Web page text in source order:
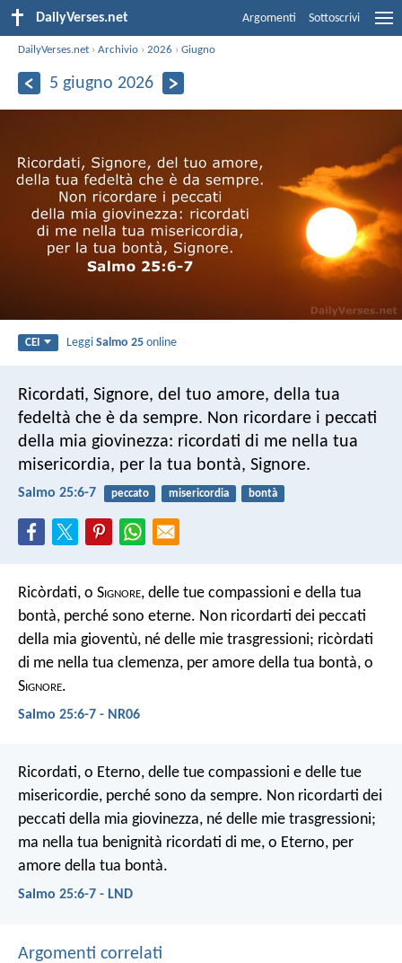
DailyVerses.net Argomenti Sottoscrivi
DailyVerses.net ›Archivio ›2026 ›Giugno
5 giugno 2026
CEI LeggiSalmo 25 online
Ricordati, Signore, del tuo amore, della tua
fedeltà che è da sempre. Non ricordare i peccati
della mia giovinezza: ricordati di me nella tua
misericordia, per la tua bontà, Signore.
Salmo 25:6-7 peccato misericordia bontà
Ricòrdati, o Signore, delle tue compassioni e della tua
bontà, perché sono eterne. Non ricordarti dei peccati
della mia gioventù, né delle mie trasgressioni; ricòrdati
di me nella tua clemenza, per amore della tua bontà, o
Signore.
Salmo 25:6-7 - NR06
Ricordati, o Eterno, delle tue compassioni e delle tue
misericordie, perché sono da sempre. Non ricordarti dei
peccati della mia giovinezza, né delle mie trasgressioni;
ma nella tua benignità ricordati di me, o Eterno, per
amore della tua bontà.
Salmo 25:6-7 - LND
Argomenti correlati